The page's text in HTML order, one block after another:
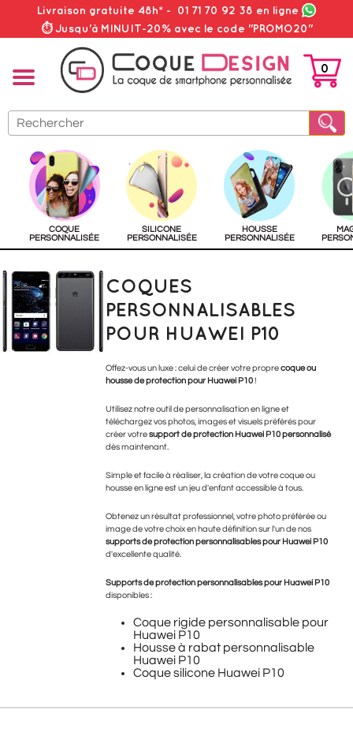
Livraison gratuite 48h* - 01 71 70 92 38 en ligne
⏱ Jusqu'à MINUIT-20% avec le code "PROMO20"
PANIER
0
COQUE
PERSONNALISÉE
SILICONE
PERSONNALISÉE
HOUSSE
PERSONNALISÉE
COQUES
PERSONNALISABLES
POUR HUAWEI P10
Offez-vous un luxe : celui de créer votre proprecoque ou
housse de protection pour Huawei P10!
Utilisez notre outil de personnalisation en ligne et
téléchargez vos photos, images et visuels préférés pour
créer votresupport de protection Huawei P10 personnalisé
dès maintenant.
Simple et facile à réaliser, la création de votre coque ou
housse en ligne est un jeu d'enfant accessible à tous.
Obtenez un résultat professionnel, votre photo préférée ou
image de votre choix en haute définition sur l'un de nos
supports de protection personnalisables pour Huawei P10
d'excellente qualité.
Supports de protection personnalisables pour Huawei P10
disponibles :
Coque rigide personnalisable pour
Huawei P10
Housse à rabat personnalisable
Huawei P10
Coque silicone Huawei P10